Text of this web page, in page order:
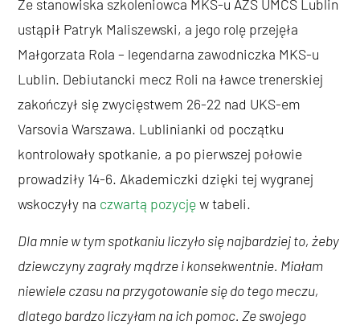
Ze stanowiska szkoleniowca MKS-u AZS UMCS Lublin
ustąpił Patryk Maliszewski, a jego rolę przejęła
Małgorzata Rola – legendarna zawodniczka MKS-u
Lublin. Debiutancki mecz Roli na ławce trenerskiej
zakończył się zwycięstwem 26-22 nad UKS-em
Varsovia Warszawa. Lublinianki od początku
kontrolowały spotkanie, a po pierwszej połowie
prowadziły 14-6. Akademiczki dzięki tej wygranej
wskoczyły na czwartą pozycjęw tabeli.
Dla mnie w tym spotkaniu liczyło się najbardziej to, żeby
dziewczyny zagrały mądrze i konsekwentnie. Miałam
niewiele czasu na przygotowanie się do tego meczu,
dlatego bardzo liczyłam na ich pomoc. Ze swojego